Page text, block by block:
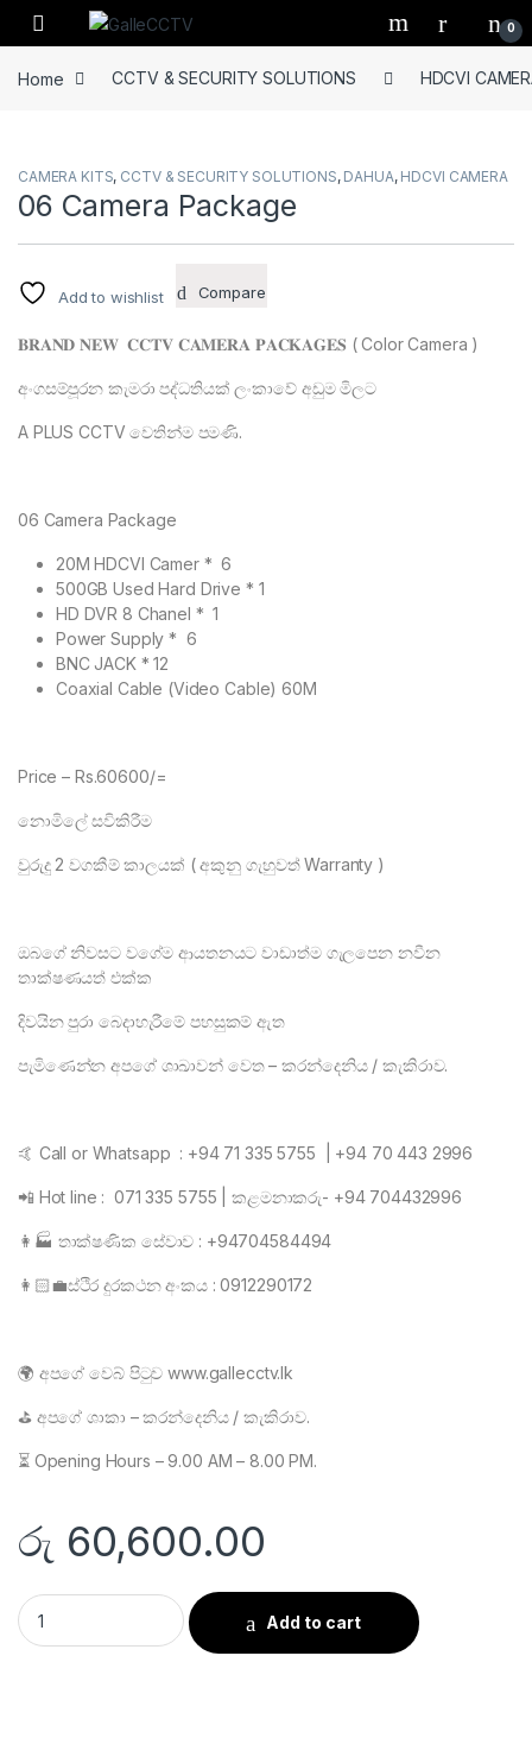
Skip to navigation
Skip to content
0
Home CCTV & SECURITY SOLUTIONS HDCVI
CAMERA KITS, CCTV & SECURITY SOLUTIONS, DAHUA, HDCVI CAMERA
06 Camera Package
Add to wishlist Compare
𝐁𝐑𝐀𝐍𝐃 𝐍𝐄𝐖 𝐂𝐂𝐓𝐕 𝐂𝐀𝐌𝐄𝐑𝐀 𝐏𝐀𝐂𝐊𝐀𝐆𝐄𝐒 ( Color Camera )
අංගසම්පූරන කැමරා පද්ධතියක් ලංකාවේ අඩුම මිලට
A PLUS CCTV වෙතින්ම පමණි.
06 Camera Package
20M HDCVI Camer * 6
500GB Used Hard Drive * 1
HD DVR 8 Chanel * 1
Power Supply * 6
BNC JACK * 12
Coaxial Cable (Video Cable) 60M
Price – Rs.60600/=
නොමිලේ සවිකිරීම
වුරුදු 2 වගකීම් කාලයක් ( අකුනු ගැහුවත් Warranty )
ඔබගේ නිවසට වගේම ආයතනයට වාඩාත්ම ගැලපෙන නවීන
තාක්ෂණයත් එක්ක
දිවයින පුරා බෙදාහැරීමේ පහසුකම් ඇත
පැමිණෙන්න අපගේ ශාඛාවන් වෙත – කරන්දෙනිය / කැකිරාව.
🤙 Call or Whatsapp : +94 71 335 5755 | +94 70 443 2996
📲 Hot line : 071 335 5755 | කළමනාකරු- +94 704432996
👩🏭 තාක්ෂණික සේවාව : +94704584494
👩🏻💼ස්ථිර දුරකථන අංකය : 0912290172
🌍 අපගේ වෙබ් පිටුව www.gallecctv.lk
⛳ අපගේ ශාකා – කරන්දෙනිය / කැකිරාව.
⏳ Opening Hours – 9.00 AM – 8.00 PM.
රු 60,600.00
06 Camera Package quantity
Add to cart